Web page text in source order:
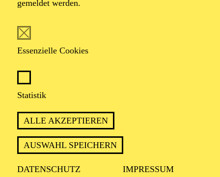
gemeldet werden.
Essenzielle Cookies
Statistik
ALLE AKZEPTIEREN
AUSWAHL SPEICHERN
DATENSCHUTZ IMPRESSUM
mit dem Regionalbüro Alter, Pflege und Demenz
TERMIN
Mittwoch 7. April 2027
Donnerstag 8. April 2027